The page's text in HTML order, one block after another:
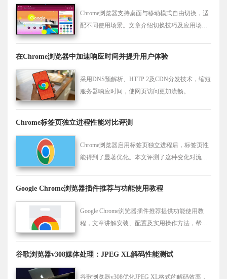
Chrome浏览器支持桌面与移动模式自由切换，适
配不同使用场景。文章介绍切换技巧及应用场
在Chrome浏览器中加速响应时间并提升用户体验
采用DNS预解析、HTTP 2及CDN分发技术，缩短
服务器响应时间，使网页访问更加流畅。
Chrome标签页独立进程性能对比评测
Chrome浏览器启用标签页独立进程后，标签页性
能得到了显著优化。本文评测了这种变化对流畅
Google Chrome浏览器插件推荐与功能使用教程
Google Chrome浏览器插件推荐提供功能使用教
程，文章讲解安装、配置及实用操作方法，帮助
谷歌浏览器v308媒体处理：JPEG XL解码性能测试
谷歌浏览器v308优化JPEG XL格式的解码效率，